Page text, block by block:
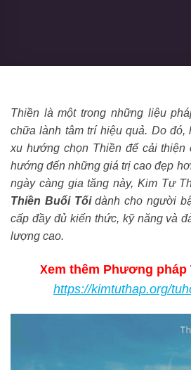
Thiền là một trong những liệu
chữa lành tâm trí hiệu quả. Do
xu hướng chọn Thiền để cải thiện
hướng đến những giá trị cao đẹp
ngày càng gia tăng này, Kim Tự
Thiền Buổi Tốidành cho người
cấp đầy đủ kiến thức, kỹ năng và
lượng cao.
Xem thêm Phương pháp
https://kimtuthap.org/